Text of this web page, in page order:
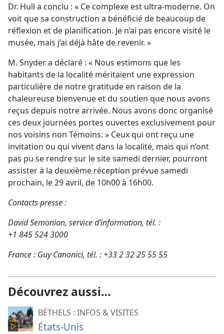
Dr. Hull a conclu : « Ce complexe est ultra-moderne. On
voit que sa construction a bénéficié de beaucoup de
réflexion et de planification. Je n’ai pas encore visité le
musée, mais j’ai déjà hâte de revenir. »
M. Snyder a déclaré : « Nous estimons que les
habitants de la localité méritaient une expression
particulière de notre gratitude en raison de la
chaleureuse bienvenue et du soutien que nous avons
reçus depuis notre arrivée. Nous avons donc organisé
ces deux journées portes ouvertes exclusivement pour
nos voisins non Témoins. » Ceux qui ont reçu une
invitation ou qui vivent dans la localité, mais qui n’ont
pas pu se rendre sur le site samedi dernier, pourront
assister à la deuxième réception prévue samedi
prochain, le 29 avril, de 10h00 à 16h00.
Contacts presse :
David Semonian, service d’information, tél. :
+1 845 524 3000
France : Guy Canonici, tél. : +33 2 32 25 55 55
Découvrez aussi…
BÉTHELS : INFOS & VISITES
États-Unis